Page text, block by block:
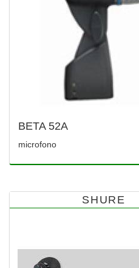
BETA 52A
microfono
SHURE